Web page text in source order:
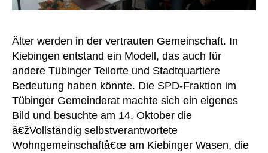
Älter werden in der vertrauten Gemeinschaft. In
Kiebingen entstand ein Modell, das auch für
andere Tübinger Teilorte und Stadtquartiere
Bedeutung haben könnte. Die SPD-Fraktion im
Tübinger Gemeinderat machte sich ein eigenes
Bild und besuchte am 14. Oktober die
â€žVollständig selbstverantwortete
Wohngemeinschaftâ€œ am Kiebinger Wasen, die